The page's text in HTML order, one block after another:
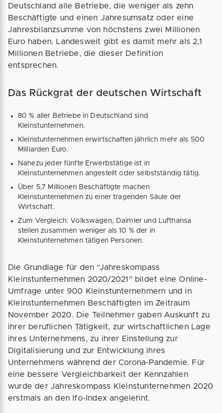
Deutschland alle Betriebe, die weniger als zehn
Beschäftigte und einen Jahresumsatz oder eine
Jahresbilanzsumme von höchstens zwei Millionen
Euro haben. Landesweit gibt es damit mehr als 2,1
Millionen Betriebe, die dieser Definition
entsprechen.
Das Rückgrat der deutschen Wirtschaft
80 % aller Betriebe in Deutschland sind
Kleinstunternehmen.
Kleinstunternehmen erwirtschaften jährlich mehr als 500
Milliarden Euro.
Nahezu jeder fünfte Erwerbstätige ist in
Kleinstunternehmen angestellt oder selbstständig tätig.
Über 5,7 Millionen Beschäftigte machen
Kleinstunternehmen zu einer tragenden Säule der
Wirtschaft.
Zum Vergleich: Volkswagen, Daimler und Lufthansa
stellen zusammen weniger als 10 % der in
Kleinstunternehmen tätigen Personen.
Die Grundlage für den “Jahreskompass
Kleinstunternehmen 2020/2021” bildet eine Online-
Umfrage unter 900 Kleinstunternehmern und in
Kleinstunternehmen Beschäftigten im Zeitraum
November 2020. Die Teilnehmer gaben Auskunft zu
ihrer beruflichen Tätigkeit, zur wirtschaftlichen Lage
ihres Unternehmens, zu ihrer Einstellung zur
Digitalisierung und zur Entwicklung ihres
Unternehmens während der Corona-Pandemie. Für
eine bessere Vergleichbarkeit der Kennzahlen
wurde der Jahreskompass Kleinstunternehmen 2020
erstmals an den Ifo-Index angelehnt.